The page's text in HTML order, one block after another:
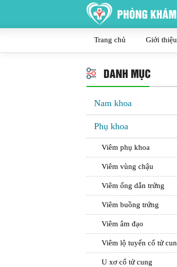
PHÒNG
Trang chủ Giới thiệu
DANH MỤC
Nam khoa
Phụ khoa
Viêm phụ khoa
Viêm vùng chậu
Viêm ống dẫn trứng
Viêm buồng trứng
Viêm âm đạo
Viêm lộ tuyến cổ tử
U xơ cổ tử cung